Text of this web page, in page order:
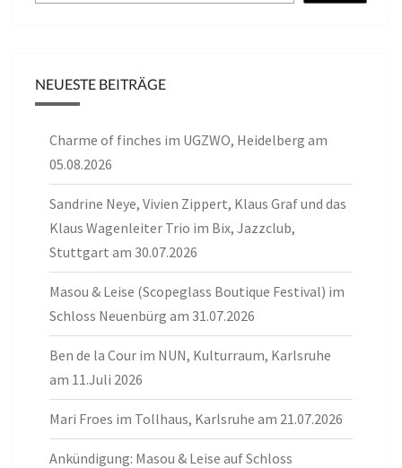
NEUESTE BEITRÄGE
Charme of finches im UGZWO, Heidelberg am
05.08.2026
Sandrine Neye, Vivien Zippert, Klaus Graf und das
Klaus Wagenleiter Trio im Bix, Jazzclub,
Stuttgart am 30.07.2026
Masou & Leise (Scopeglass Boutique Festival) im
Schloss Neuenbürg am 31.07.2026
Ben de la Cour im NUN, Kulturraum, Karlsruhe
am 11.Juli 2026
Mari Froes im Tollhaus, Karlsruhe am 21.07.2026
Ankündigung: Masou & Leise auf Schloss